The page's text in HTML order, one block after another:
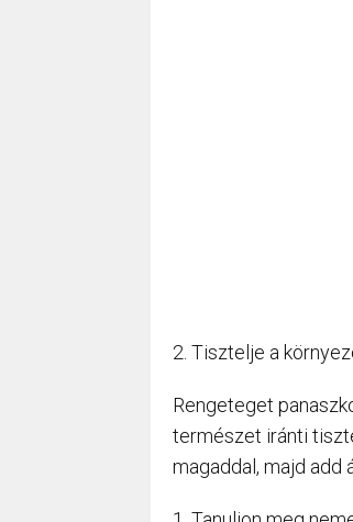
2. Tisztelje a
Rengeteget
természet iránti
magaddal, majd add